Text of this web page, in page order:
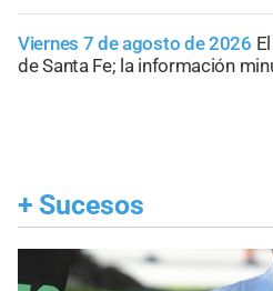
Viernes 7 de agosto de 2026
de Santa Fe; la información
+ Sucesos